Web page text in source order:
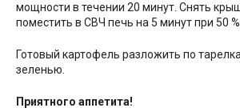
мощности в течении 20 минут. Снять
поместить в СВЧ печь на 5 минут при 50
Готовый картофель разложить по
зеленью.
Приятного аппетита!